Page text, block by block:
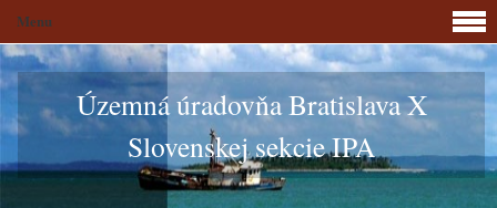
Územná úradovňa Bratislava X
Slovenskej sekcie IPA
Menu